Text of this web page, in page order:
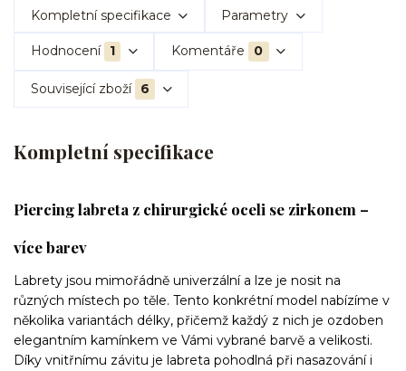
Kompletní specifikace Parametry
Hodnocení 1 Komentáře 0
Související zboží 6
Kompletní specifikace
Piercing labreta z chirurgické oceli se zirkonem –
více barev
Labrety jsou mimořádně univerzální a lze je nosit na
různých místech po těle. Tento konkrétní model nabízíme v
několika variantách délky, přičemž každý z nich je ozdoben
elegantním kamínkem ve Vámi vybrané barvě a velikosti.
Díky vnitřnímu závitu je labreta pohodlná při nasazování i